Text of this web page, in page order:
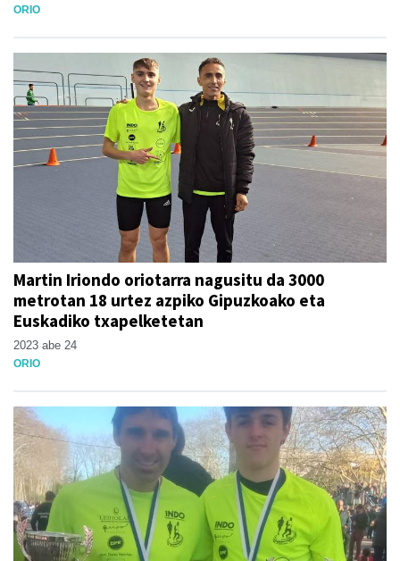
ORIO
Martin Iriondo oriotarra nagusitu da 3000
metrotan 18 urtez azpiko Gipuzkoako eta
Euskadiko txapelketetan
2023 abe 24
ORIO